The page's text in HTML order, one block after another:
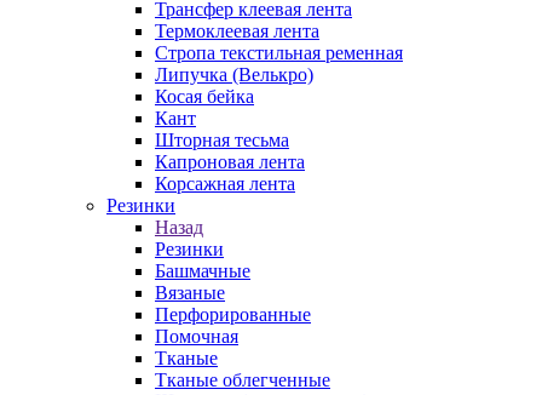
Трансфер клеевая лента
Термоклеевая лента
Стропа текстильная ременная
Липучка (Велькро)
Косая бейка
Кант
Шторная тесьма
Капроновая лента
Корсажная лента
Резинки
Назад
Резинки
Башмачные
Вязаные
Перфорированные
Помочная
Тканые
Тканые облегченные